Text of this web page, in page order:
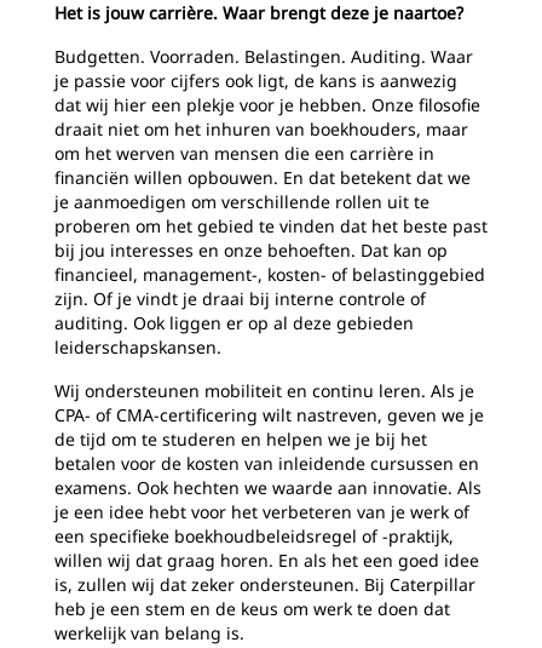
Het is jouw carrière. Waar brengt deze je naartoe?
Budgetten. Voorraden. Belastingen. Auditing. Waar
je passie voor cijfers ook ligt, de kans is aanwezig
dat wij hier een plekje voor je hebben. Onze filosofie
draait niet om het inhuren van boekhouders, maar
om het werven van mensen die een carrière in
financiën willen opbouwen. En dat betekent dat we
je aanmoedigen om verschillende rollen uit te
proberen om het gebied te vinden dat het beste past
bij jou interesses en onze behoeften. Dat kan op
financieel, management-, kosten- of belastinggebied
zijn. Of je vindt je draai bij interne controle of
auditing. Ook liggen er op al deze gebieden
leiderschapskansen.
Wij ondersteunen mobiliteit en continu leren. Als je
CPA- of CMA-certificering wilt nastreven, geven we je
de tijd om te studeren en helpen we je bij het
betalen voor de kosten van inleidende cursussen en
examens. Ook hechten we waarde aan innovatie. Als
je een idee hebt voor het verbeteren van je werk of
een specifieke boekhoudbeleidsregel of -praktijk,
willen wij dat graag horen. En als het een goed idee
is, zullen wij dat zeker ondersteunen. Bij Caterpillar
heb je een stem en de keus om werk te doen dat
werkelijk van belang is.